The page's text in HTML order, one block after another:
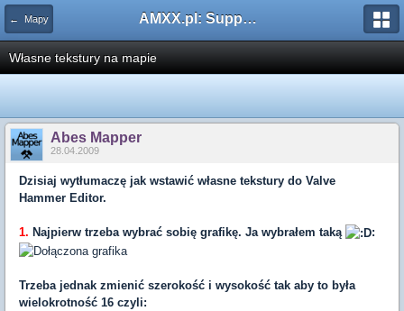
← Mapy AMXX.pl: Support AMX Mod X i SourceMod
Własne tekstury na mapie
Abes Mapper
28.04.2009
Dzisiaj wytłumaczę jak wstawić własne tekstury do Valve
Hammer Editor.
1. Najpierw trzeba wybrać sobię grafikę. Ja wybrałem taką :
Trzeba jednak zmienić szerokość i wysokość tak aby to była
wielokrotność 16 czyli: